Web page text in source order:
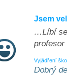
Jsem
…Líbí se
profesor
Vyjádření
Dobrý